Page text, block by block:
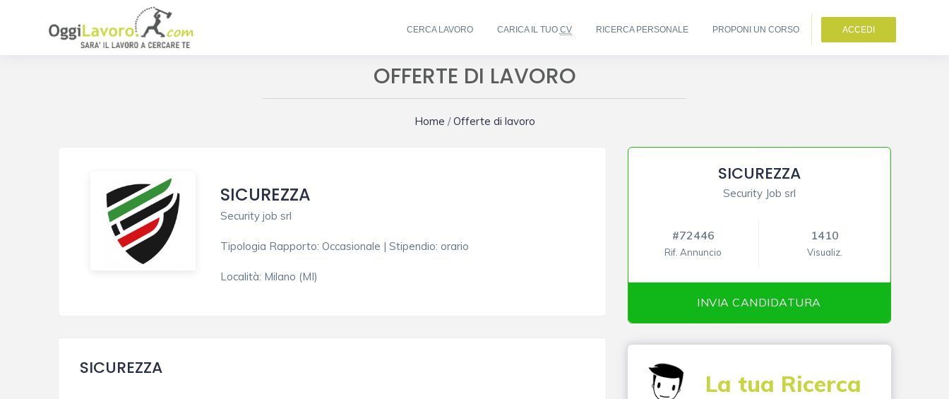
CERCA LAVORO CARICA IL TUO CV RICERCA PERSONALE PROPONI UN CORSO ACCEDI
OFFERTE DI LAVORO
Home /Offerte di lavoro
SICUREZZA
Security job srl
Tipologia Rapporto:Occasionale |Stipendio:orario
Località: Milano (MI)
SICUREZZA
SICUREZZA
Security Job srl
#72446
Rif. Annuncio
1410
Visualiz.
INVIA CANDIDATURA
La tua Ricerca